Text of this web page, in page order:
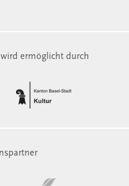
ermöglicht durch